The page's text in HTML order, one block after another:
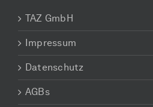
TAZ GmbH
Impressum
Datenschutz
AGBs